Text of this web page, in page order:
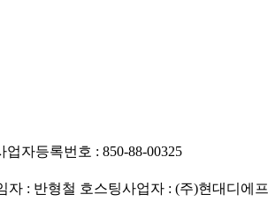
업자등록번호 : 850-88-00325
자 : 반형철 호스팅사업자 : (주)현대디에프